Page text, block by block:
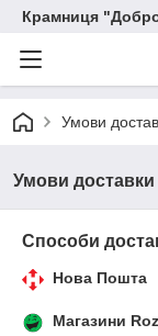
Крамниця
Умови
Умови доставки
Способи
Нова Пошта
Магазини